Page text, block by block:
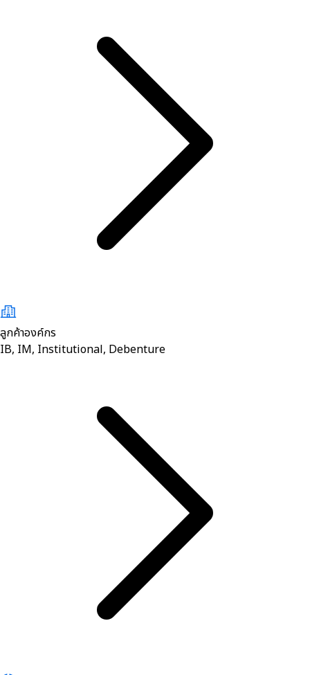
ลูกค้าองค์กร
IB, IM, Institutional, Debenture